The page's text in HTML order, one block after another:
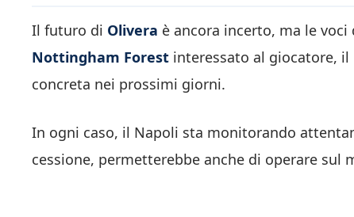
Il futuro di Olivera è ancora incerto, ma le
Nottingham Forest interessato al giocatore,
concreta nei prossimi giorni.
In ogni caso, il Napoli sta monitorando
cessione, permetterebbe anche di operare sul